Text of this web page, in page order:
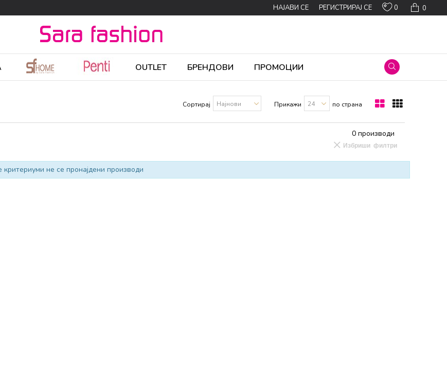
0
0
НАЈАВИ СЕ РЕГИСТРИРАЈ СЕ
OUTLET БРЕНДОВИ ПРОМОЦИИ
Сортирај Прикажи по страна
0 производи
Избриши филтри
критериуми не се пронајдени производи